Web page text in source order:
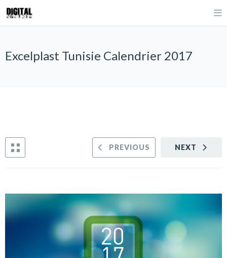
Excelplast Tunisie Calendrier 2017
NEXT
PREVIOUS